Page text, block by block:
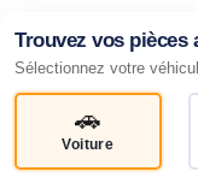
Trouvez vos pièces
Sélectionnez votre
🚗
Voiture